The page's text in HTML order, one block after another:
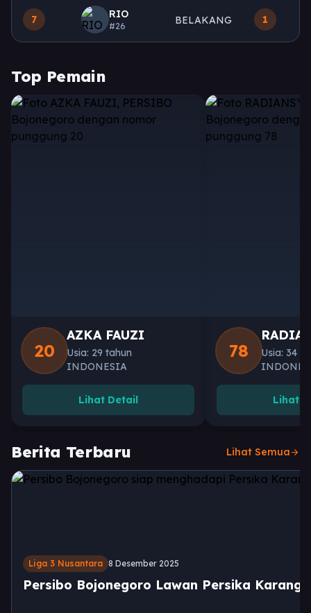
7 RIO
#26 BELAKANG 1
Top Pemain
20
AZKA FAUZI
Usia: 29 tahun
INDONESIA
Lihat Detail
78
Usia: 34
Lihat
Berita Terbaru Lihat Semuaarrow_forward
Liga 3 Nusantara 8 Desember 2025
Persibo Bojonegoro Lawan Persika